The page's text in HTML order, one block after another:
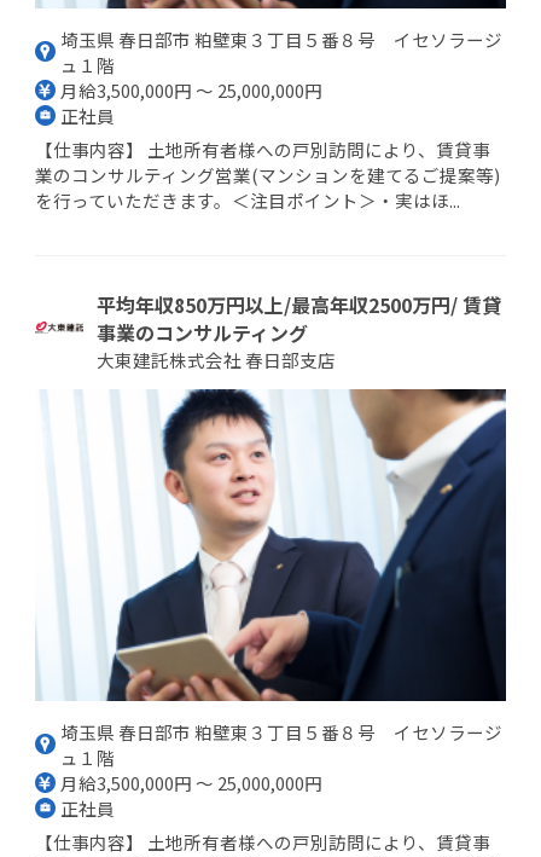
埼玉県 春日部市 粕壁東３丁目５番８号 イセソラージ
ュ１階
月給3,500,000円 ～ 25,000,000円
正社員
【仕事内容】 土地所有者様への戸別訪問により、賃貸事
業のコンサルティング営業(マンションを建てるご提案等)
を行っていただきます。＜注目ポイント＞・実はほ...
平均年収850万円以上/最高年収2500万円/ 賃貸
事業のコンサルティング
大東建託株式会社 春日部支店
埼玉県 春日部市 粕壁東３丁目５番８号 イセソラージ
ュ１階
月給3,500,000円 ～ 25,000,000円
正社員
【仕事内容】 土地所有者様への戸別訪問により、賃貸事